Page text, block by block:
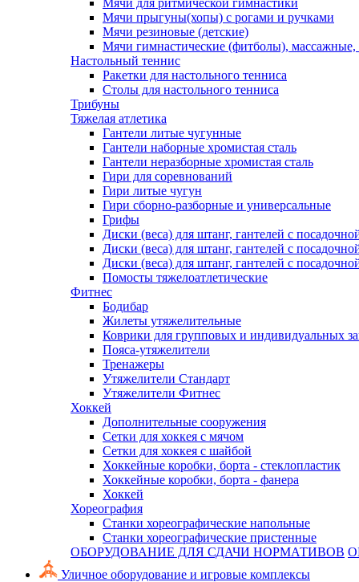
Мячи для ритмической гимнастики
Мячи прыгуны(хопы) с рогами и ручками
Мячи резиновые (детские)
Мячи гимнастические (фитболы),
Настольный теннис
Ракетки для настольного тенниса
Столы для настольного тенниса
Трибуны
Тяжелая атлетика
Гантели литые чугунные
Гантели наборные хромистая сталь
Гантели неразборные хромистая сталь
Гири для соревнований
Гири литые чугун
Гири сборно-разборные и универсальные
Грифы
Диски (веса) для штанг, гантелей с
Диски (веса) для штанг, гантелей с
Диски (веса) для штанг, гантелей с
Помосты тяжелоатлетические
Фитнес
Бодибар
Жилеты утяжелительные
Коврики для групповых и индивидуальных
Пояса-утяжелители
Тренажеры
Утяжелители Стандарт
Утяжелители Фитнес
Хоккей
Дополнительные сооружения
Сетки для хоккея с мячом
Сетки для хоккея с шайбой
Хоккейные коробки, борта - стеклопластик
Хоккейные коробки, борта - фанера
Хоккей
Хореография
Станки хореографические напольные
Станки хореографические пристенные
ОБОРУДОВАНИЕ ДЛЯ СДАЧИ НОРМАТИВОВ
Уличное оборудование и игровые комплексы